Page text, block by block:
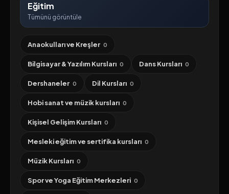
Eğitim
Tümünü görüntüle
Anaokulları ve Kreşler 0
Bilgisayar & Yazılım Kursları 0 Dans Kursları 0
Dershaneler 0 Dil Kursları 0
Hobi sanat ve müzik kursları 0
Kişisel Gelişim Kursları 0
Mesleki eğitim ve sertifika kursları 0
Müzik Kursları 0
Spor ve Yoga Eğitim Merkezleri 0